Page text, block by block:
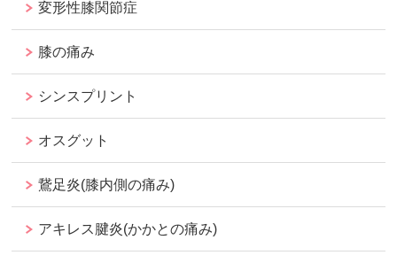
変形性膝関節症
膝の痛み
シンスプリント
オスグット
鵞足炎(膝内側の痛み)
アキレス腱炎(かかとの痛み)